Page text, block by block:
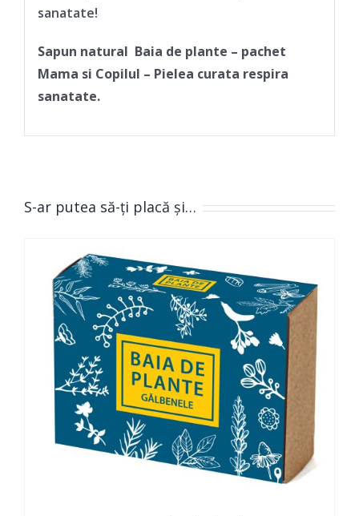
sanatate!
Sapun natural Baia de plante – pachet
Mama si Copilul – Pielea curata respira
sanatate.
S-ar putea să-ți placă și…